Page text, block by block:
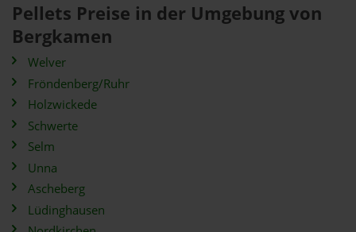
Pellets Preise in der Umgebung von
Bergkamen
Welver
Fröndenberg/Ruhr
Holzwickede
Schwerte
Selm
Unna
Ascheberg
Lüdinghausen